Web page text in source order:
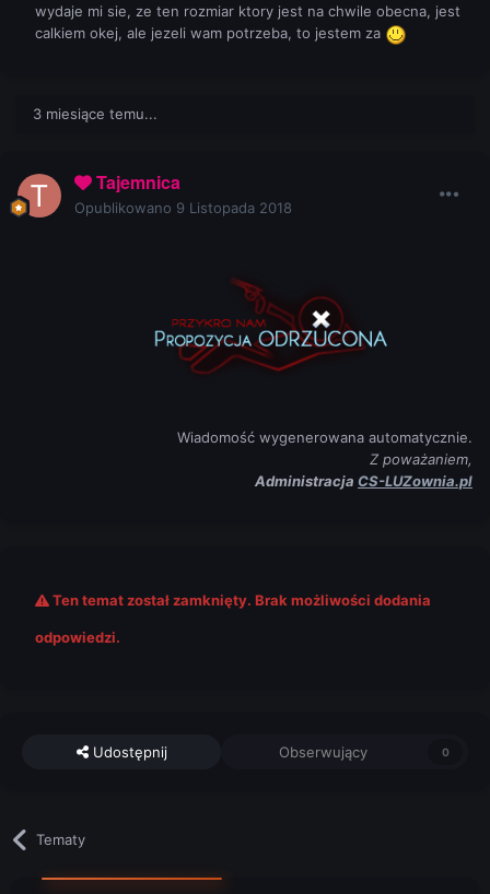
wydaje mi sie, ze ten rozmiar ktory jest na chwile obecna, jest
calkiem okej, ale jezeli wam potrzeba, to jestem za
3 miesiące temu...
Tajemnica
Opublikowano 9 Listopada 2018
Wiadomość wygenerowana automatycznie.
Z poważaniem,
Administracja CS-LUZownia.pl
Ten temat został zamknięty. Brak możliwości dodania
odpowiedzi.
Udostępnij Obserwujący 0
Tematy